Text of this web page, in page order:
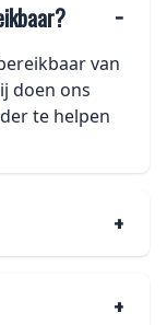
−
van
doen ons
te helpen
+
+